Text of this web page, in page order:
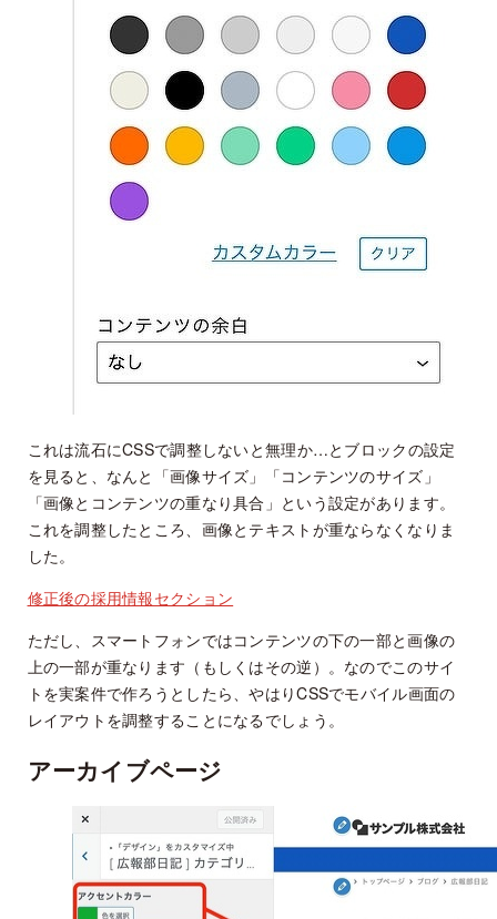
これは流石にCSSで調整しないと無理か…とブロックの設定
を見ると、なんと「画像サイズ」「コンテンツのサイズ」
「画像とコンテンツの重なり具合」という設定があります。
これを調整したところ、画像とテキストが重ならなくなりま
した。
修正後の採用情報セクション
ただし、スマートフォンではコンテンツの下の一部と画像の
上の一部が重なります（もしくはその逆）。なのでこのサイ
トを実案件で作ろうとしたら、やはりCSSでモバイル画面の
レイアウトを調整することになるでしょう。
アーカイブページ